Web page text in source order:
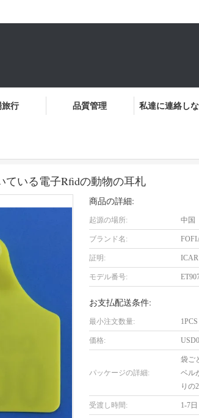
行 品質管理 私達に連絡し
ている電子Rfidの動物の耳札
商品の詳細:
起源の場所: 中国
ブランド名:
証明: ICAR
モデル番号:
お支払配送条件:
最小注文数量: 1PCS
価格:
パッケージの詳細:
袋ご
ベル
りの
受渡し時間: 1-7日